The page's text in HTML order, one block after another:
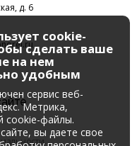
д. 6
cookie-
сделать ваше
на нем
удобным
сервис веб-
Метрика,
cookie-файлы.
вы даете свое